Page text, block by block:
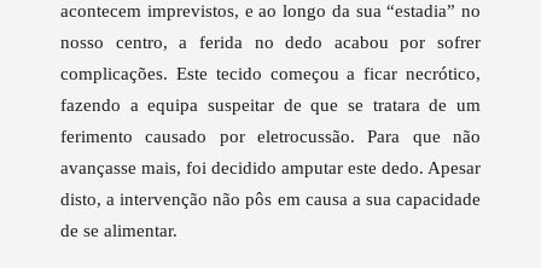
acontecem imprevistos, e ao longo da sua “estadia” no
nosso centro, a ferida no dedo acabou por sofrer
complicações. Este tecido começou a ficar necrótico,
fazendo a equipa suspeitar de que se tratara de um
ferimento causado por eletrocussão. Para que não
avançasse mais, foi decidido amputar este dedo. Apesar
disto, a intervenção não pôs em causa a sua capacidade
de se alimentar.